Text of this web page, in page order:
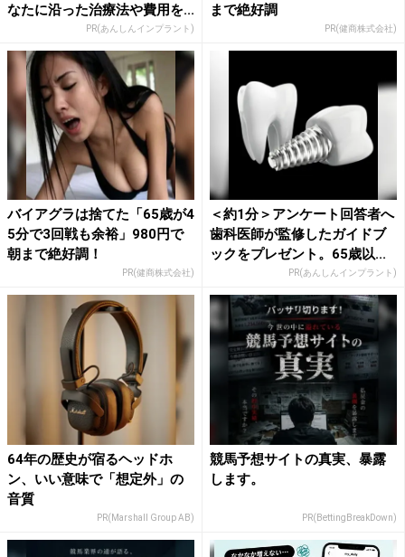
なたに沿った治療法や費用を...
PR(あんしんインプラント)
まで絶好調
PR(健商株式会社)
バイアグラは捨てた「65歳が4
5分で3回戦も余裕」980円で
朝まで絶好調！
PR(健商株式会社)
＜約1分＞アンケート回答者へ
歯科医師が監修したガイドブ
ックをプレゼント。65歳以...
PR(あんしんインプラント)
64年の歴史が宿るヘッドホ
ン、いい意味で「想定外」の
音質
PR(Marshall Group AB)
競馬予想サイトの真実、暴露
します。
PR(BettingBreakDown)